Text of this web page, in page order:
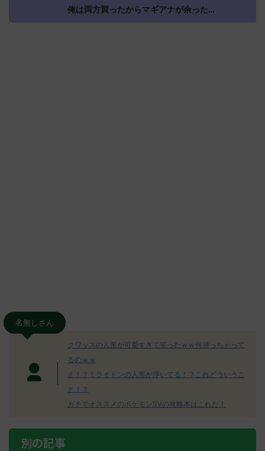
俺は両方買ったからマギアナが余った…
名無しさん
クワッスの人形が可愛すぎて笑ったｗｗ何持っちゃって
るのｗｗ
え！？ミライドンの人形が浮いてる！？これどういうこ
と！？
ガチでオススメのポケモンSVの攻略本はこれだ！
別の記事